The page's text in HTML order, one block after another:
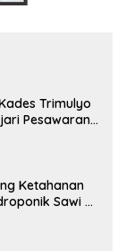
Trimulyo
Pesawaran
Ketahanan
Sawi di